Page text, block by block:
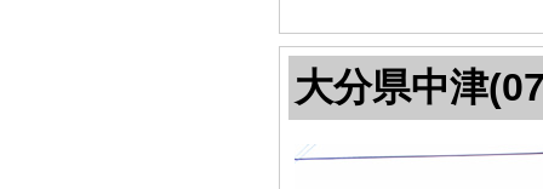
大分県中津